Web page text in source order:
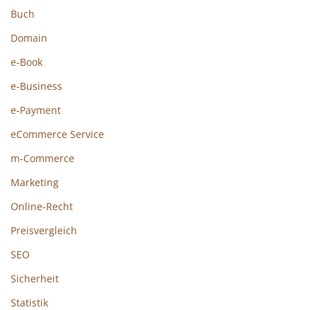
Buch
Domain
e-Book
e-Business
e-Payment
eCommerce Service
m-Commerce
Marketing
Online-Recht
Preisvergleich
SEO
Sicherheit
Statistik